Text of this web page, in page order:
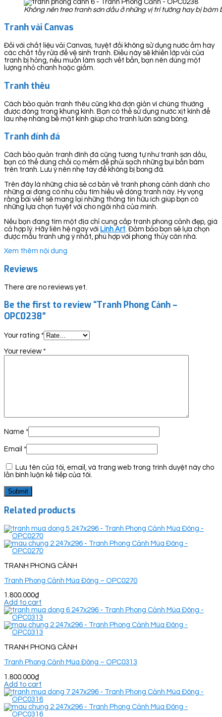
Không nên treo tranh sơn dầu ở những vị trí tường hay bị bám
Tranh vải Canvas
Đối với chất liệu vải Canvas, tuyệt đối không sử dụng nước ấm hay
các chất tẩy rửa để vệ sinh tranh. Điều này sẽ khiến lớp vải của
tranh bị hỏng, nếu muốn làm sạch vết bẩn, bạn nên dùng một
lượng nhỏ chanh hoặc giấm.
Tranh thêu
Cách bảo quản tranh thêu cũng khá đơn giản vì chúng thường
được đóng trong khung kính. Bạn có thể sử dụng nước xịt kính để
lau nhẹ nhàng bề mặt kính giúp cho tranh luôn sáng bóng.
Tranh đính đá
Cách bảo quản tranh đính đá cũng tương tự như tranh sơn dầu,
bạn có thể dùng chổi cọ mềm để phủi sạch những bụi bẩn bám
trên tranh. Lưu ý nên nhẹ tay để không bị bong đá.
Trên đây là những chia sẻ cơ bản về tranh phong cảnh dành cho
những ai đang có nhu cầu tìm hiểu về dòng tranh này. Hy vọng
rằng bài viết sẽ mang lại những thông tin hữu ích giúp bạn có
những lựa chọn tuyệt vời cho ngôi nhà của mình.
Nếu bạn đang tìm một địa chỉ cung cấp tranh phong cảnh đẹp, giá
cả hợp lý. Hãy liên hệ ngay với Linh Art . Đảm bảo bạn sẽ lựa chọn
được mẫu tranh ưng ý nhất, phù hợp với phong thủy căn nhà.
Xem thêm nội dung
Reviews
There are no reviews yet.
Be the first to review “Tranh Phong Cảnh –
OPC0238”
Your rating *
Your review *
Name *
Email *
Lưu tên của tôi, email, và trang web trong trình duyệt này cho
lần bình luận kế tiếp của tôi.
Related products
TRANH PHONG CẢNH
Tranh Phong Cảnh Mùa Đông – OPC0270
1.800.000₫
Add to cart
TRANH PHONG CẢNH
Tranh Phong Cảnh Mùa Đông – OPC0313
1.800.000₫
Add to cart